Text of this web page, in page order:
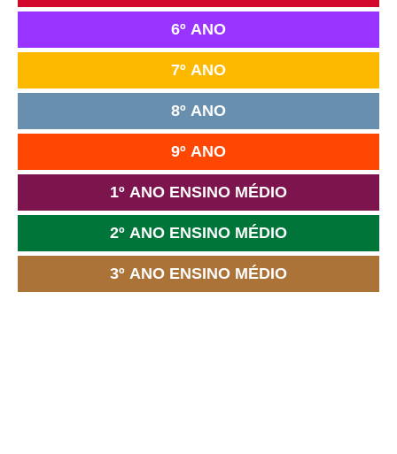
6º ANO
7º ANO
8º ANO
9º ANO
1º ANO ENSINO MÉDIO
2º ANO ENSINO MÉDIO
3º ANO ENSINO MÉDIO